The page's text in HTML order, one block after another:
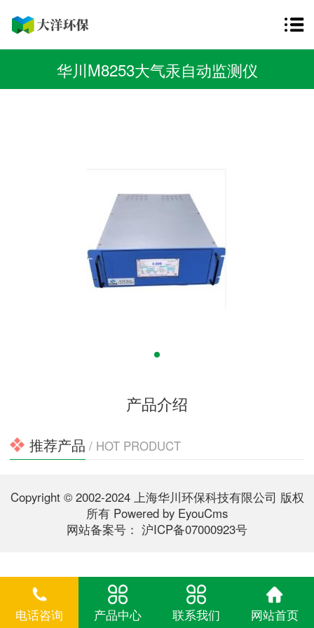
华川M8253大气汞自动监测仪
产品介绍
推荐产品 / HOT PRODUCT
Copyright © 2002-2024 上海华川环保科技有限公司 版权
所有 Powered by EyouCms
网站备案号： 沪ICP备07000923号
电话咨询 产品中心 联系我们 网站首页